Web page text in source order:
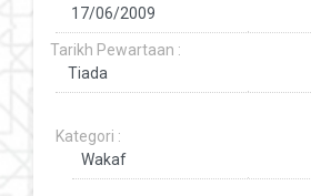
Tarikh Pewartaan :
Kategori :